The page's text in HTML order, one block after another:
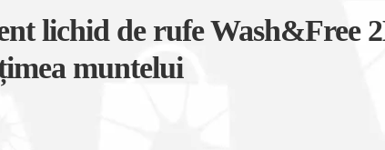
lichid de rufe Wash&Free
muntelui